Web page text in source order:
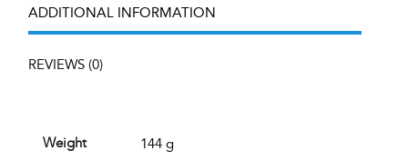
ADDITIONAL INFORMATION
REVIEWS (0)
Weight 144 g